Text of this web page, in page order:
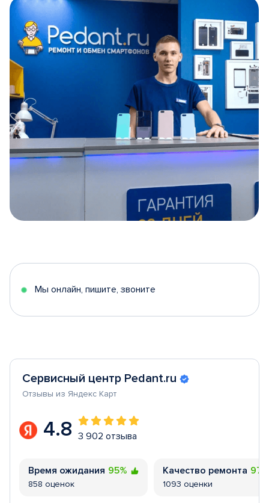
5
Мы онлайн, пишите, звоните
Сервисный центр Pedant.ru
Отзывы из Яндекс Карт
4.8 3 902 отзыва
Время ожидания 95%
858 оценок
Качество ремонта
1093 оценки